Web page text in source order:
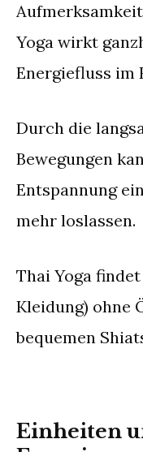
Yoga wirkt
Energiefluss im
Durch die
Bewegungen
Entspannung
mehr loslassen.
Thai Yoga
Kleidung) ohne
bequemen
Einheiten